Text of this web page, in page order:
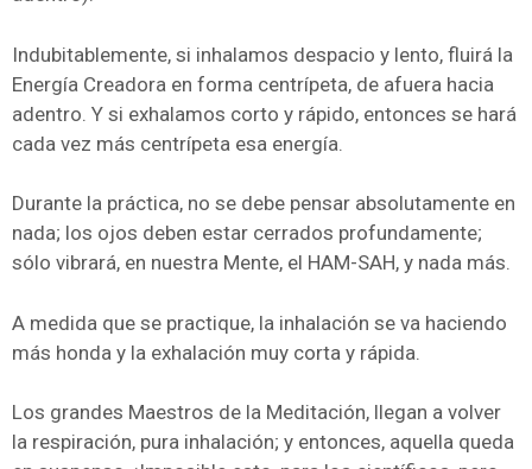
Indubitablemente, si inhalamos despacio y lento, fluirá la
Energía Creadora en forma centrípeta, de afuera hacia
adentro. Y si exhalamos corto y rápido, entonces se hará
cada vez más centrípeta esa energía.
Durante la práctica, no se debe pensar absolutamente en
nada; los ojos deben estar cerrados profundamente;
sólo vibrará, en nuestra Mente, el HAM-SAH, y nada más.
A medida que se practique, la inhalación se va haciendo
más honda y la exhalación muy corta y rápida.
Los grandes Maestros de la Meditación, llegan a volver
la respiración, pura inhalación; y entonces, aquella queda